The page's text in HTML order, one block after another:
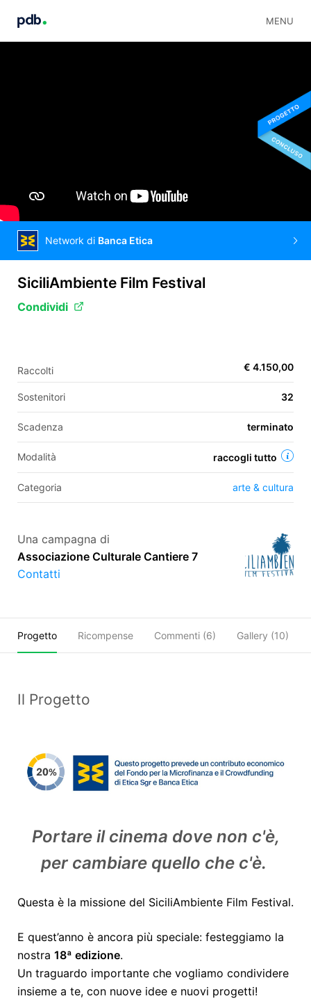
MENU
EN
Network di Banca Etica
SiciliAmbiente Film Festival
Condividi
Raccolti € 4.150,00
Sostenitori 32
Scadenza terminato
Modalità raccogli tutto
Categoria arte & cultura
Una campagna di
Associazione Culturale Cantiere 7
Contatti
Progetto Ricompense Commenti (6) Gallery (10)
Il Progetto
Portare il cinema dove non c'è,
per cambiare quello che c'è.
Questa è la missione del SiciliAmbiente Film Festival.
E quest’anno è ancora più speciale: festeggiamo la
nostra 18ª edizione.
Un traguardo importante che vogliamo condividere
insieme a te, con nuove idee e nuovi progetti!